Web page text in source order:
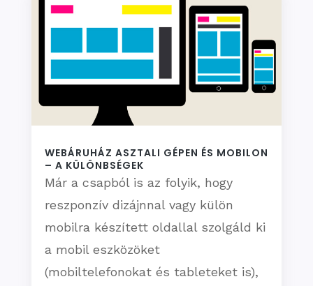
WEBÁRUHÁZ ASZTALI GÉPEN ÉS MOBILON
– A KÜLÖNBSÉGEK
Már a csapból is az folyik, hogy
reszponzív dizájnnal vagy külön
mobilra készített oldallal szolgáld ki
a mobil eszközöket
(mobiltelefonokat és tableteket is),